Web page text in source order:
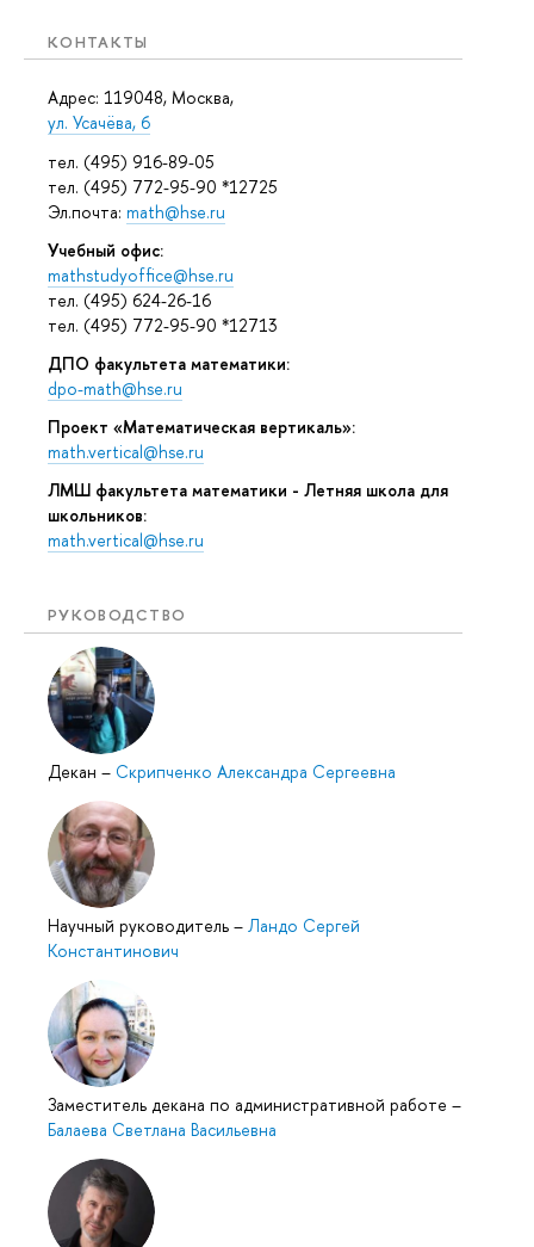
КОНТАКТЫ
Адрес: 119048, Москва,
ул. Усачёва, 6
тел. (495) 916-89-05
тел. (495) 772-95-90 *12725
Эл.почта: math@hse.ru
Учебный офис:
mathstudyoffice@hse.ru
тел. (495) 624-26-16
тел. (495) 772-95-90 *12713
ДПО факультета математики:
dpo-math@hse.ru
Проект «Математическая вертикаль»:
math.vertical@hse.ru
ЛМШ факультета математики - Летняя школа для
школьников:
math.vertical@hse.ru
РУКОВОДСТВО
Декан – Скрипченко Александра Сергеевна
Научный руководитель – Ландо Сергей
Константинович
Заместитель декана по административной работе –
Балаева Светлана Васильевна